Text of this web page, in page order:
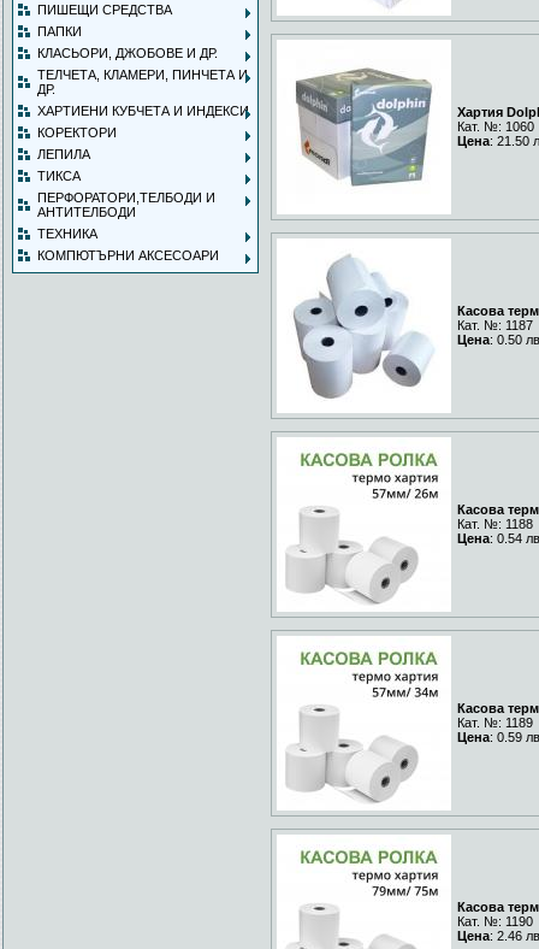
ПИШЕЩИ СРЕДСТВА
ПАПКИ
КЛАСЬОРИ, ДЖОБОВЕ И ДР.
ТЕЛЧЕТА, КЛАМЕРИ, ПИНЧЕТА И
ДР.
ХАРТИЕНИ КУБЧЕТА И ИНДЕКСИ
КОРЕКТОРИ
ЛЕПИЛА
ТИКСА
ПЕРФОРАТОРИ,ТЕЛБОДИ И
АНТИТЕЛБОДИ
ТЕХНИКА
КОМПЮТЪРНИ АКСЕСОАРИ
Хартия
Кат. №: 1060
Цена: 21.50
Касова
Кат. №: 1187
Цена: 0.50
Касова
Кат. №: 1188
Цена: 0.54
Касова
Кат. №: 1189
Цена: 0.59
Касова
Кат. №: 1190
Цена: 2.46